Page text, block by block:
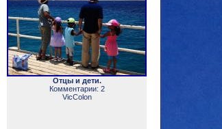
Отцы и дети.
Комментарии: 2
VicColon